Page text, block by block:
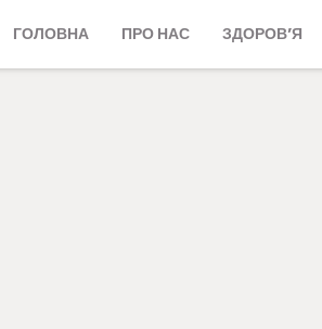
ГОЛОВНА ПРО НАС ЗДОРОВ’Я